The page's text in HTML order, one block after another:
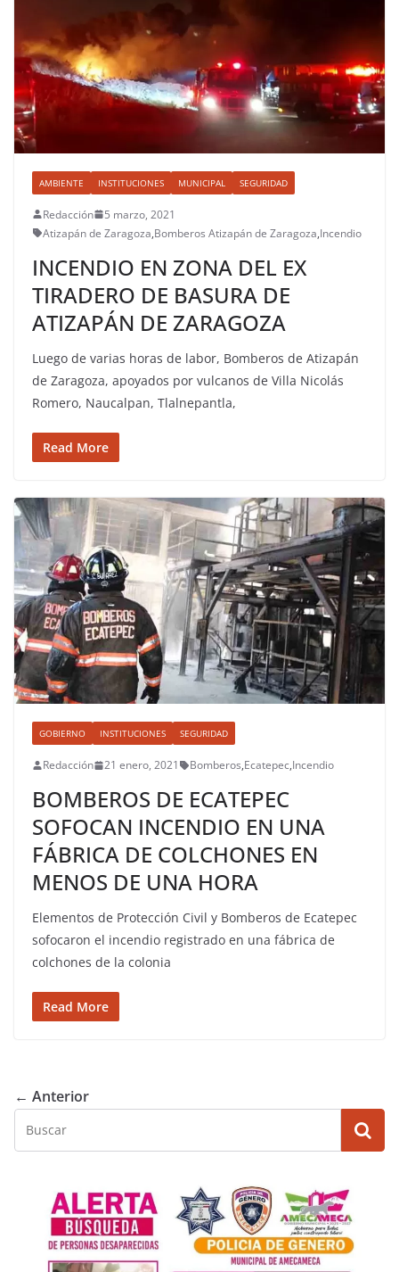
AMBIENTE INSTITUCIONES MUNICIPAL SEGURIDAD
Redacción
5 marzo, 2021
Atizapán de Zaragoza,Bomberos Atizapán de Zaragoza,Incendio
INCENDIO EN ZONA DEL EX
TIRADERO DE BASURA DE
ATIZAPÁN DE ZARAGOZA
Luego de varias horas de labor, Bomberos de Atizapán
de Zaragoza, apoyados por vulcanos de Villa Nicolás
Romero, Naucalpan, Tlalnepantla,
Read More
GOBIERNO INSTITUCIONES SEGURIDAD
Redacción 21 enero, 2021 Bomberos,Ecatepec,Incendio
BOMBEROS DE ECATEPEC
SOFOCAN INCENDIO EN UNA
FÁBRICA DE COLCHONES EN
MENOS DE UNA HORA
Elementos de Protección Civil y Bomberos de Ecatepec
sofocaron el incendio registrado en una fábrica de
colchones de la colonia
Read More
← Anterior